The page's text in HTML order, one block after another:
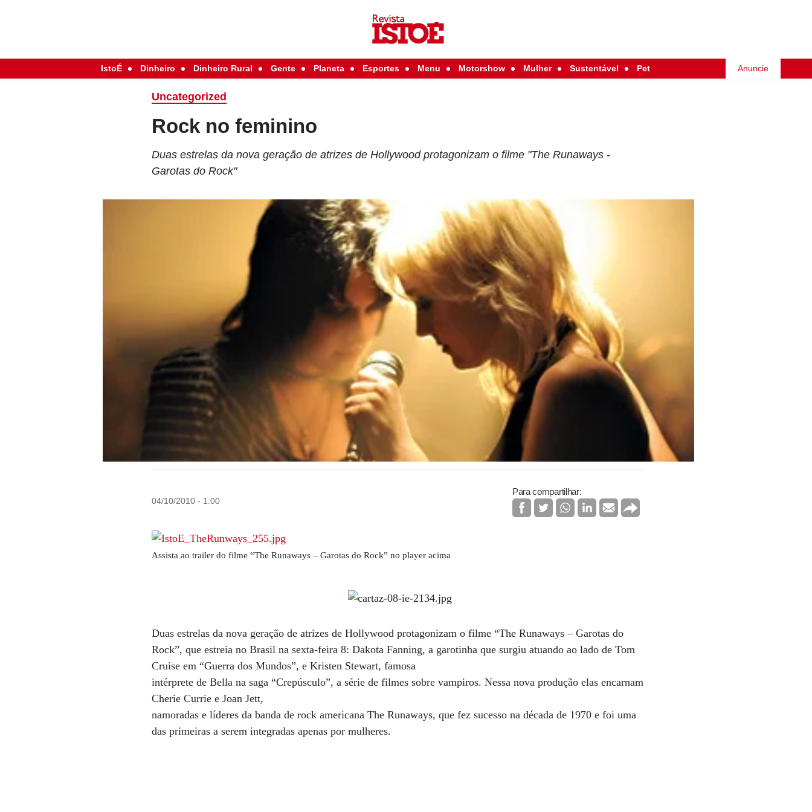
IstoÉ Dinheiro Dinheiro Rural Gente Planeta Esportes Menu Motorshow Mulher Sustentável Pet Anuncie
Uncategorized
Rock no feminino
Duas estrelas da nova geração de atrizes de Hollywood protagonizam o filme "The Runaways -
Garotas do Rock"
04/10/2010 - 1:00
Para compartilhar:
Assista ao trailer do filme “The Runaways – Garotas do Rock”no player acima
Duas estrelas da nova geração de atrizes de Hollywood protagonizam o filme “The Runaways – Garotas do
Rock”, que estreia no Brasil na sexta-feira 8: Dakota Fanning, a garotinha que surgiu atuando ao lado de Tom
Cruise em “Guerra dos Mundos”, e Kristen Stewart, famosa
intérprete de Bella na saga “Crepúsculo”, a série de filmes sobre vampiros. Nessa nova produção elas encarnam
Cherie Currie e Joan Jett,
namoradas e líderes da banda de rock americana The Runaways, que fez sucesso na década de 1970 e foi uma
das primeiras a serem integradas apenas por mulheres.